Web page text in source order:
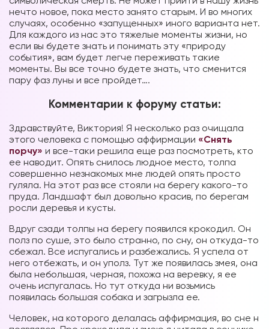
нечто новое, пока место занято старым. И во многих
случаях, особенно «запущенных» иного варианта нет.
Для каждого из нас это тяжелые моменты жизни, но
если вы будете знать и понимать эту «природу
события», вам будет легче переживать такие
моменты. Вы все точно будете знать, что сменится
пару фаз луны и все пройдет….
Комментарии к форуму статьи:
Здравствуйте, Виктория! Я несколько раз очищала
этого человека с помощью аффирмации «Снять
порчу» и все-таки решила еще раз посмотреть, кто
ее наводит. Опять снилось людное место, толпа
совершенно незнакомых мне людей опять просто
гуляла. На этот раз все стояли на берегу какого-то
пруда. Ландшафт был довольно красив, по берегам
росли деревья и кусты.
Вдруг сзади толпы на берегу появился крокодил. Он
полз по суше, это было странно, по сну, он откуда-то
сбежал. Все испугались и разбежались. Я успела от
него отбежать, и он уполз. Тут же появилась змея, она
была небольшая, черная, похожа на веревку, я ее
очень испугалась. Но тут откуда ни возьмись
появилась большая собака и загрызла ее.
Человек, на которого делалась аффирмация, во сне н